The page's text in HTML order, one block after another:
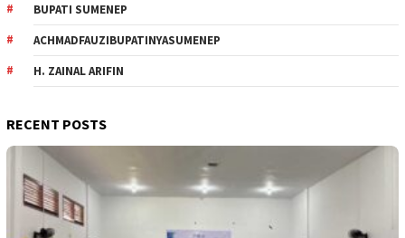
BUPATI SUMENEP
ACHMADFAUZIBUPATINYASUMENEP
H. ZAINAL ARIFIN
RECENT POSTS